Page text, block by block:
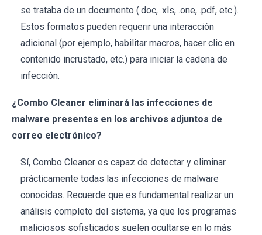
se trataba de un documento (.doc, .xls, .one, .pdf, etc.).
Estos formatos pueden requerir una interacción
adicional (por ejemplo, habilitar macros, hacer clic en
contenido incrustado, etc.) para iniciar la cadena de
infección.
¿Combo Cleaner eliminará las infecciones de
malware presentes en los archivos adjuntos de
correo electrónico?
Sí, Combo Cleaner es capaz de detectar y eliminar
prácticamente todas las infecciones de malware
conocidas. Recuerde que es fundamental realizar un
análisis completo del sistema, ya que los programas
maliciosos sofisticados suelen ocultarse en lo más